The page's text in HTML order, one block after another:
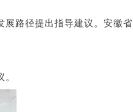
展路径提出指导建议。安徽省
。